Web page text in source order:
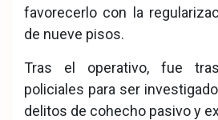
favorecerlo con la
de nueve pisos.
Tras el operativo, fue
policiales para ser
delitos de cohecho pasivo y